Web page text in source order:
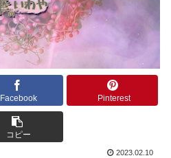
Facebook Pinterest
コピー
2023.02.10